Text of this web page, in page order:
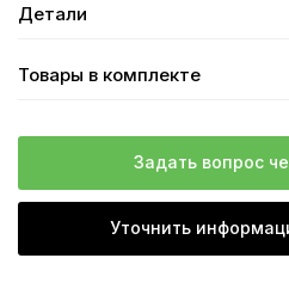
Детали
Товары в комплекте
Задать вопрос
Уточнить